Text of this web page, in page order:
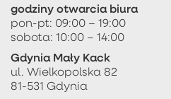
godziny otwarcia biura
pon-pt: 09:00 – 19:00
sobota: 10:00 – 14:00
Gdynia Mały Kack
ul. Wielkopolska 82
81-531 Gdynia